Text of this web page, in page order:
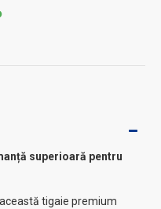
superioară pentru
tigaie premium